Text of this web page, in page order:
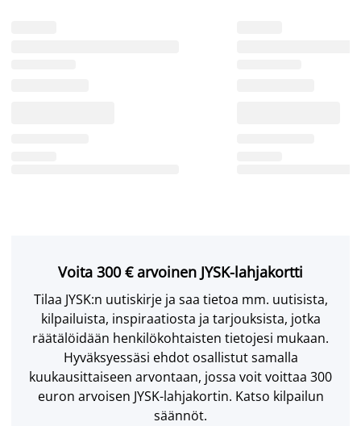
Voita 300 € arvoinen JYSK-lahjakortti
Tilaa JYSK:n uutiskirje ja saa tietoa mm. uutisista,
kilpailuista, inspiraatiosta ja tarjouksista, jotka
räätälöidään henkilökohtaisten tietojesi mukaan.
Hyväksyessäsi ehdot osallistut samalla
kuukausittaiseen arvontaan, jossa voit voittaa 300
euron arvoisen JYSK-lahjakortin. Katso kilpailun
säännöt.